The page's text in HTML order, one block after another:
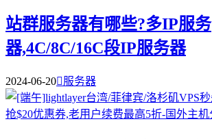
站群服务器有哪些?多IP服务
器,4C/8C/16C段IP服务器
2024-06-20服务器